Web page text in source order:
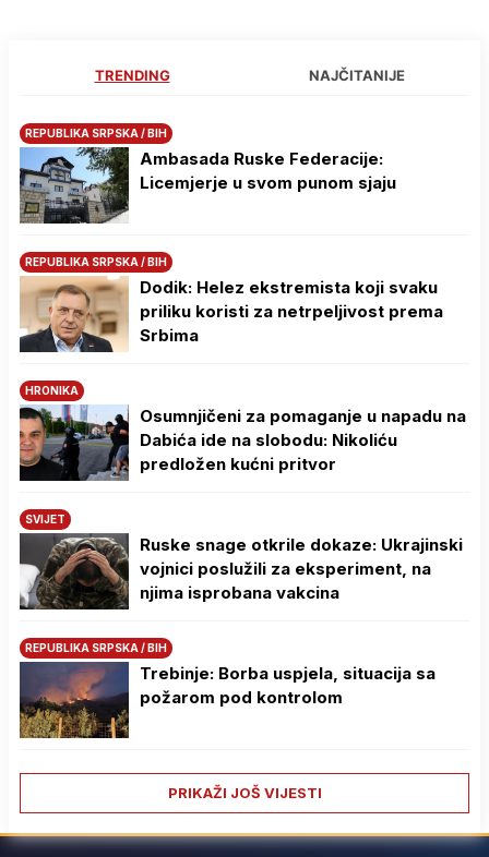
TRENDING NAJČITANIJE
REPUBLIKA SRPSKA / BIH
Ambasada Ruske Federacije:
Licemjerje u svom punom sjaju
REPUBLIKA SRPSKA / BIH
Dodik: Helez ekstremista koji svaku
priliku koristi za netrpeljivost prema
Srbima
HRONIKA
Osumnjičeni za pomaganje u napadu na
Dabića ide na slobodu: Nikoliću
predložen kućni pritvor
SVIJET
Ruske snage otkrile dokaze: Ukrajinski
vojnici poslužili za eksperiment, na
njima isprobana vakcina
REPUBLIKA SRPSKA / BIH
Trebinje: Borba uspjela, situacija sa
požarom pod kontrolom
PRIKAŽI JOŠ VIJESTI